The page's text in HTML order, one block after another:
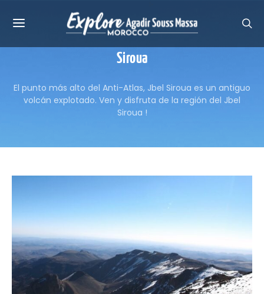
Siroua
El punto más alto del Anti-Atlas, Jbel Siroua es un antiguo
volcán explotado. Ven y disfruta de la región del Jbel
Siroua !